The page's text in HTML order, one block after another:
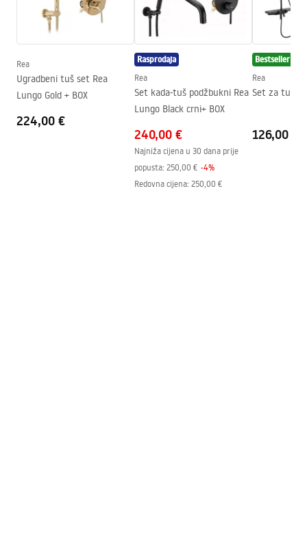
Primo
Montaža
1900
Smjer kabine
Jamstvo
24 mjeseca
Premaz Easy Clean
Upute za montažu
Kabina Primo Slide.pdf
PRIMO SLIDE WITH SIDE PANEL.pdf
Rea
Ugradbeni tuš set Rea
Lungo Gold + BOX
224,00 €
Rasprodaja
Rea
Set kada-tuš podžbukni Rea
Lungo Black crni+ BOX
240,00 €
Najniža cijena u 30 dana prije
popusta: 250,00 € -4%
Redovna cijena: 250,00 €
Bestseller
Rea
Set za tuš
126,00 €